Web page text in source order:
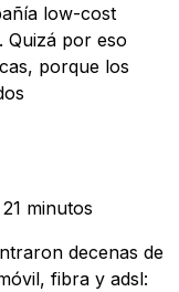
low-cost
Quizá por eso
porque los
minutos
decenas de
fibra y adsl: